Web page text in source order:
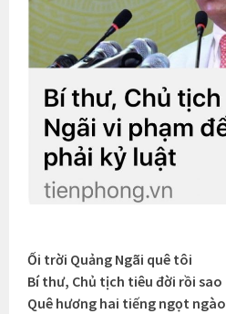
Ối trời Quảng Ngãi quê tôi
Bí thư, Chủ tịch tiêu đời rồi sao
Quê hương hai tiếng ngọt ngào